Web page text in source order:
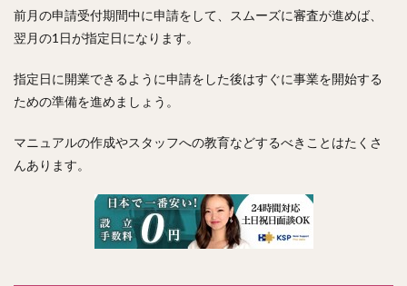
前月の申請受付期間中に申請をして、スムーズに審査が進めば、
翌月の1日が指定日になります。
指定日に開業できるように申請をした後はすぐに事業を開始する
ための準備を進めましょう。
マニュアルの作成やスタッフへの教育などするべきことはたくさ
んあります。